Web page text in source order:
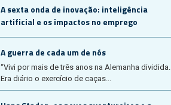
A sexta onda de inovação: inteligência
artificial e os impactos no emprego
A guerra de cada um de nós
“Vivi por mais de três anos na Alemanha dividida.
Era diário o exercício de caças...